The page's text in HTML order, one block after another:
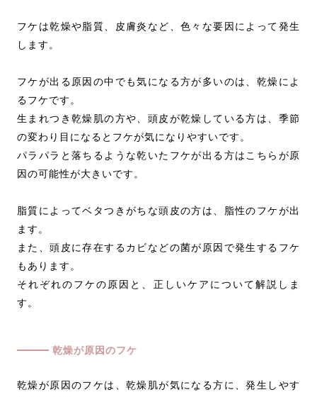
フケは乾燥や脂質、皮膚炎など、色々な要因によって発生
します。
フケが出る原因の中でも気になる方が多いのは、乾燥によ
るフケです。
生まれつき乾燥肌の方や、頭皮が乾燥している方は、季節
の変わり目になるとフケが気になりやすいです。
パラパラと落ちるような乾いたフケが出る方はこちらが原
因の可能性が大きいです。
脂質によってベタつきがちな頭皮の方は、脂性のフケが出
ます。
また、頭皮に存在するカビなどの菌が原因で発生するフケ
もあります。
それぞれのフケの原因と、正しいケアについて解説しま
す。
乾燥が原因のフケ
乾燥が原因のフケは、乾燥肌が気になる方に、発生しやす